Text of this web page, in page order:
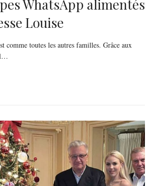
WhatsApp alimentés
Louise
comme toutes les autres familles. Grâce aux